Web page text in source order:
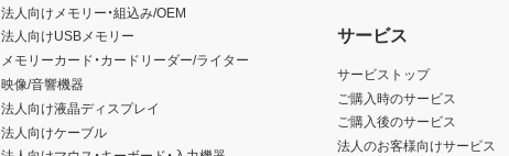
法人向けメモリー・組込み/OEM
法人向けUSBメモリー
メモリーカード・カードリーダー/ライター
映像/音響機器
法人向け液晶ディスプレイ
法人向けケーブル
サービス
サービストップ
ご購入時のサービス
ご購入後のサービス
法人のお客様向けサービス